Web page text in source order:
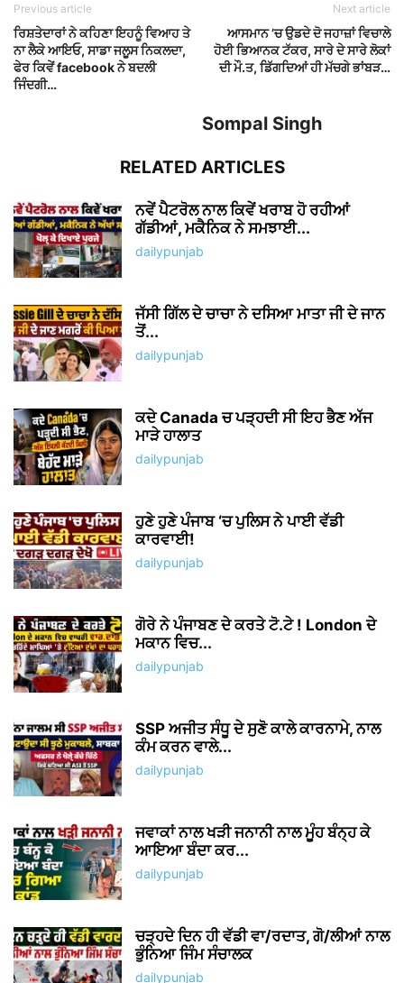
Previous article
ਰਿਸ਼ਤੇਦਾਰਾਂ ਨੇ ਕਹਿਣਾ ਇਹਨੂੰ ਵਿਆਹ ਤੇ
ਨਾ ਲੈਕੇ ਆਇਓ, ਸਾਡਾ ਜਲੂਸ ਨਿਕਲਦਾ,
ਫੇਰ ਕਿਵੇਂ facebook ਨੇ ਬਦਲੀ
ਜਿੰਦਗੀ…
Next article
ਆਸਮਾਨ ’ਚ ਉਡਦੇ ਦੋ ਜਹਾਜ਼ਾਂ ਵਿਚਾਲੇ
ਹੋਈ ਭਿਆਨਕ ਟੱਕਰ, ਸਾਰੇ ਦੇ ਸਾਰੇ ਲੋਕਾਂ
ਦੀ ਮੌ.ਤ, ਡਿੱਗਦਿਆਂ ਹੀ ਮੱਚਗੇ ਭਾਂਬੜ…
Sompal Singh
RELATED ARTICLES
ਨਵੇਂ ਪੈਟਰੋਲ ਨਾਲ ਕਿਵੇਂ ਖਰਾਬ ਹੋ ਰਹੀਆਂ
ਗੱਡੀਆਂ, ਮਕੈਨਿਕ ਨੇ ਸਮਝਾਈ...
dailypunjab
ਜੱਸੀ ਗਿੱਲ ਦੇ ਚਾਚਾ ਨੇ ਦਸਿਆ ਮਾਤਾ ਜੀ ਦੇ ਜਾਨ
ਤੋਂ...
dailypunjab
ਕਦੇ Canada ਚ ਪੜ੍ਹਦੀ ਸੀ ਇਹ ਭੈਣ ਅੱਜ
ਮਾੜੇ ਹਾਲਾਤ
dailypunjab
ਹੁਣੇ ਹੁਣੇ ਪੰਜਾਬ ‘ਚ ਪੁਲਿਸ ਨੇ ਪਾਈ ਵੱਡੀ
ਕਾਰਵਾਈ!
dailypunjab
ਗੋਰੇ ਨੇ ਪੰਜਾਬਣ ਦੇ ਕਰਤੇ ਟੋ.ਟੇ ! London ਦੇ
ਮਕਾਨ ਵਿਚ...
dailypunjab
SSP ਅਜੀਤ ਸੰਧੂ ਦੇ ਸੁਣੋ ਕਾਲੇ ਕਾਰਨਾਮੇ, ਨਾਲ
ਕੰਮ ਕਰਨ ਵਾਲੇ...
dailypunjab
ਜਵਾਕਾਂ ਨਾਲ ਖੜੀ ਜਨਾਨੀ ਨਾਲ ਮੂੰਹ ਬੰਨ੍ਹ ਕੇ
ਆਇਆ ਬੰਦਾ ਕਰ...
dailypunjab
ਚੜ੍ਹਦੇ ਦਿਨ ਹੀ ਵੱਡੀ ਵਾ/ਰਦਾਤ, ਗੋ/ਲੀਆਂ ਨਾਲ
ਭੁੰਨਿਆ ਜਿੰਮ ਸੰਚਾਲਕ
dailypunjab